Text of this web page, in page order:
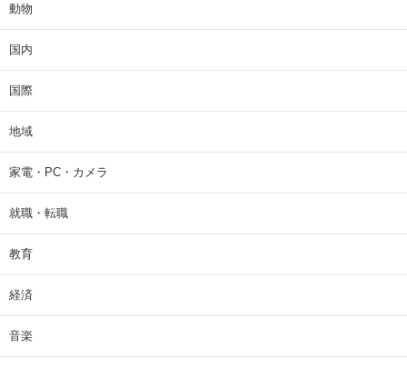
動物
国内
国際
地域
家電・PC・カメラ
就職・転職
教育
経済
音楽